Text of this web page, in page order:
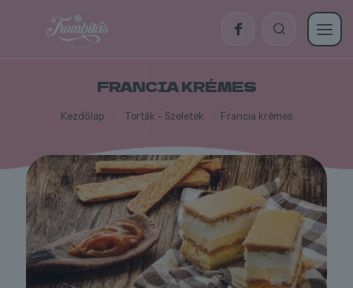
FRANCIA KRÉMES
Kezdőlap Torták - Szeletek Francia krémes